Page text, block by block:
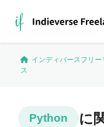
インディバースフリー
ス
Python に